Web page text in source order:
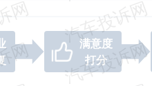
满意度
打分